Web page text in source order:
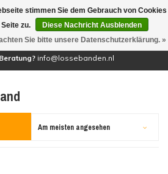
(0)
info@lossebanden.nl
Am meisten angesehen
stimmen Sie dem Gebrauch von Cookies
zu.
Diese Nachricht Ausblenden
Sie bitte unsere Datenschutzerklärung. »